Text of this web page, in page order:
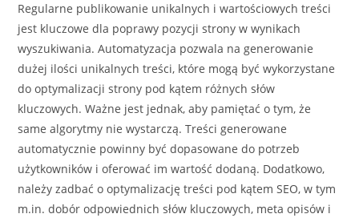
Regularne publikowanie unikalnych i wartościowych treści
jest kluczowe dla poprawy pozycji strony w wynikach
wyszukiwania. Automatyzacja pozwala na generowanie
dużej ilości unikalnych treści, które mogą być wykorzystane
do optymalizacji strony pod kątem różnych słów
kluczowych. Ważne jest jednak, aby pamiętać o tym, że
same algorytmy nie wystarczą. Treści generowane
automatycznie powinny być dopasowane do potrzeb
użytkowników i oferować im wartość dodaną. Dodatkowo,
należy zadbać o optymalizację treści pod kątem SEO, w tym
m.in. dobór odpowiednich słów kluczowych, meta opisów i